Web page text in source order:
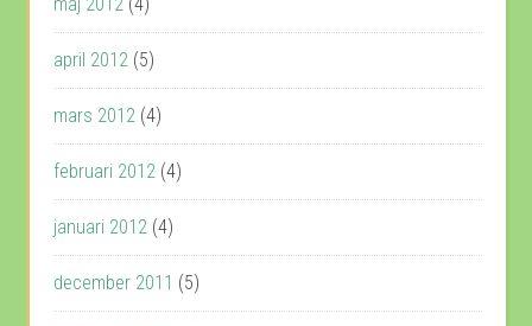
april 2012 (5)
mars 2012 (4)
februari 2012 (4)
januari 2012 (4)
december 2011 (5)